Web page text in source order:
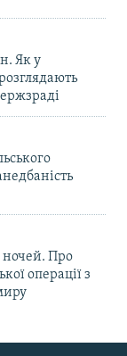
Як у
ночей. Про
операції з